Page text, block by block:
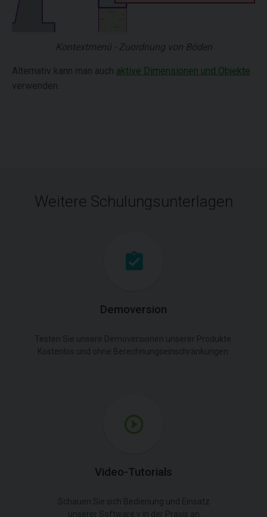
Kontextmenü - Zuordnung von Böden
Alternativ kann man auch aktive Dimensionen und Objekte
verwenden.
Weitere Schulungsunterlagen
Demoversion
Video-Tutorials